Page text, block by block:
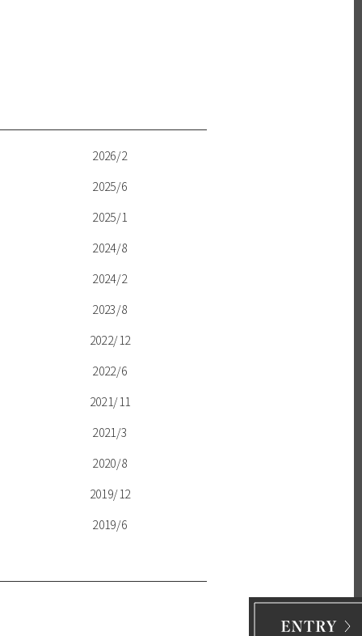
2026/2
2025/6
2025/1
2024/8
2024/2
2023/8
2022/12
2022/6
2021/11
2021/3
2020/8
2019/12
2019/6